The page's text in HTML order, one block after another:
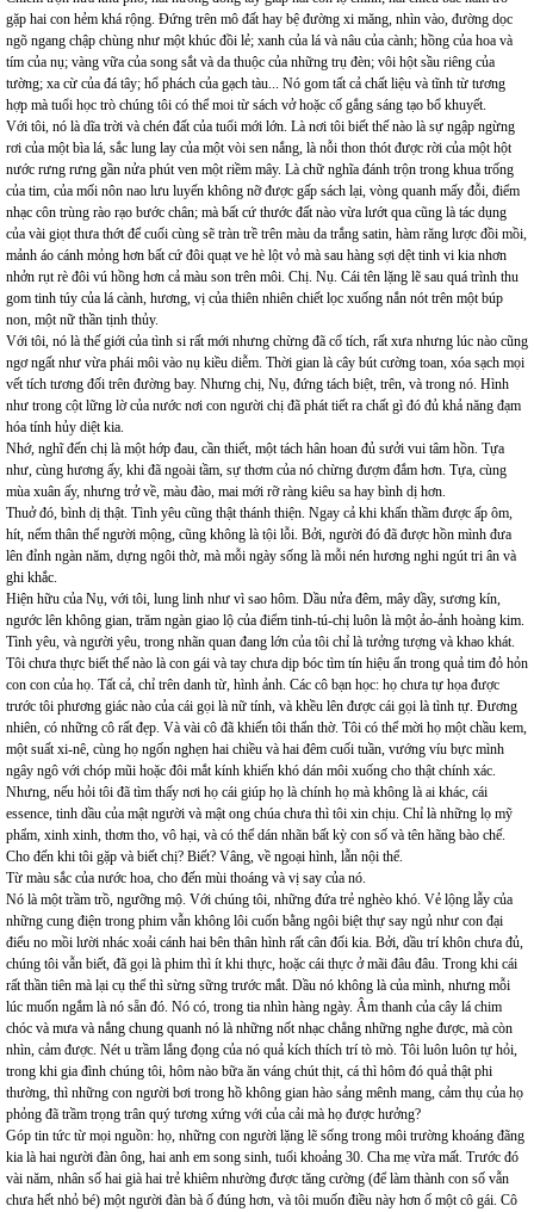
gặp hai con hẻm khá rộng. Đứng trên mô đất hay bệ đường xi măng, nhìn vào, đường dọc
ngõ ngang chập chùng như một khúc đồi lẻ; xanh của lá và nâu của cành; hồng của hoa và
tím của nụ; vàng vữa của song sắt và da thuộc của những trụ đèn; vôi hột sầu riêng của
tường; xa cừ của đá tây; hổ phách của gạch tàu... Nó gom tất cả chất liệu và tĩnh từ tương
hợp mà tuổi học trò chúng tôi có thể moi từ sách vở hoặc cố gắng sáng tạo bổ khuyết.
Với tôi, nó là dĩa trời và chén đất của tuổi mới lớn. Là nơi tôi biết thế nào là sự ngập ngừng
rơi của một bìa lá, sắc lung lay của một vòi sen nắng, là nỗi thon thót được rời của một hột
nước rưng rưng gần nửa phút ven một riềm mây. Là chữ nghĩa đánh trộn trong khua trống
của tim, của mối nôn nao lưu luyến không nỡ được gấp sách lại, vòng quanh mấy đỗi, điểm
nhạc côn trùng rào rạo bước chân; mà bất cứ thước đất nào vừa lướt qua cũng là tác dụng
của vài giọt thưa thớt để cuối cùng sẽ tràn trề trên màu da trắng satin, hàm răng lược đồi mồi,
mảnh áo cánh mỏng hơn bất cứ đôi quạt ve hè lột vỏ mà sau hàng sợi dệt tinh vi kia nhơn
nhởn rụt rè đôi vú hồng hơn cả màu son trên môi. Chị. Nụ. Cái tên lặng lẽ sau quá trình thu
gom tinh túy của lá cành, hương, vị của thiên nhiên chiết lọc xuống nắn nót trên một búp
non, một nữ thần tịnh thủy.
Với tôi, nó là thế giới của tình si rất mới nhưng chừng đã cổ tích, rất xưa nhưng lúc nào cũng
ngơ ngất như vừa phái môi vào nụ kiều diễm. Thời gian là cây bút cường toan, xóa sạch mọi
vết tích tương đối trên đường bay. Nhưng chị, Nụ, đứng tách biệt, trên, và trong nó. Hình
như trong cột lững lờ của nước nơi con người chị đã phát tiết ra chất gì đó đủ khả năng đạm
hóa tính hủy diệt kia.
Nhớ, nghĩ đến chị là một hớp đau, cần thiết, một tách hân hoan đủ sưởi vui tâm hồn. Tựa
như, cùng hương ấy, khi đã ngoài tầm, sự thơm của nó chừng đượm đắm hơn. Tựa, cùng
mùa xuân ấy, nhưng trở về, màu đào, mai mới rỡ ràng kiêu sa hay bình dị hơn.
Thuở đó, bình dị thật. Tình yêu cũng thật thánh thiện. Ngay cả khi khấn thầm được ấp ôm,
hít, nếm thân thể người mộng, cũng không là tội lỗi. Bởi, người đó đã được hồn mình đưa
lên đỉnh ngàn năm, dựng ngôi thờ, mà mỗi ngày sống là mỗi nén hương nghi ngút tri ân và
ghi khắc.
Hiện hữu của Nụ, với tôi, lung linh như vì sao hôm. Dầu nửa đêm, mây dầy, sương kín,
ngước lên không gian, trăm ngàn giao lộ của điểm tinh-tú-chị luôn là một ảo-ảnh hoàng kim.
Tình yêu, và người yêu, trong nhãn quan đang lớn của tôi chỉ là tưởng tượng và khao khát.
Tôi chưa thực biết thế nào là con gái và tay chưa dịp bóc tìm tín hiệu ẩn trong quả tim đỏ hỏn
con con của họ. Tất cả, chỉ trên danh từ, hình ảnh. Các cô bạn học: họ chưa tự họa được
trước tôi phương giác nào của cái gọi là nữ tính, và khều lên được cái gọi là tình tự. Đương
nhiên, có những cô rất đẹp. Và vài cô đã khiến tôi thẩn thờ. Tôi có thể mời họ một chầu kem,
một suất xi-nê, cùng họ ngốn nghẹn hai chiều và hai đêm cuối tuần, vướng víu bực mình
ngây ngô với chóp mũi hoặc đôi mắt kính khiến khó dán môi xuống cho thật chính xác.
Nhưng, nếu hỏi tôi đã tìm thấy nơi họ cái giúp họ là chính họ mà không là ai khác, cái
essence, tinh dầu của mật người và mật ong chúa chưa thì tôi xin chịu. Chỉ là những lọ mỹ
phẩm, xinh xinh, thơm tho, vô hại, và có thể dán nhãn bất kỳ con số và tên hãng bào chế.
Cho đến khi tôi gặp và biết chị? Biết? Vâng, về ngoại hình, lẫn nội thể.
Từ màu sắc của nước hoa, cho đến mùi thoáng và vị say của nó.
Nó là một trầm trồ, ngưỡng mộ. Với chúng tôi, những đứa trẻ nghèo khó. Vẻ lộng lẫy của
những cung điện trong phim vẫn không lôi cuốn bằng ngôi biệt thự say ngủ như con đại
điểu no mồi lười nhác xoải cánh hai bên thân hình rất cân đối kia. Bởi, dầu trí khôn chưa đủ,
chúng tôi vẫn biết, đã gọi là phim thì ít khi thực, hoặc cái thực ở mãi đâu đâu. Trong khi cái
rất thần tiên mà lại cụ thể thì sừng sững trước mắt. Dầu nó không là của mình, nhưng mỗi
lúc muốn ngắm là nó sẵn đó. Nó có, trong tia nhìn hàng ngày. Âm thanh của cây lá chim
chóc và mưa và nắng chung quanh nó là những nốt nhạc chẳng những nghe được, mà còn
nhìn, cảm được. Nét u trầm lắng đọng của nó quả kích thích trí tò mò. Tôi luôn luôn tự hỏi,
trong khi gia đình chúng tôi, hôm nào bữa ăn váng chút thịt, cá thì hôm đó quả thật phi
thường, thì những con người bơi trong hồ không gian hào sảng mênh mang, cảm thụ của họ
phỏng đã trầm trọng trân quý tương xứng với của cải mà họ được hưởng?
Góp tin tức từ mọi nguồn: họ, những con người lặng lẽ sống trong môi trường khoáng đãng
kia là hai người đàn ông, hai anh em song sinh, tuổi khoảng 30. Cha mẹ vừa mất. Trước đó
vài năm, nhân số hai già hai trẻ khiêm nhường được tăng cường (để làm thành con số vẫn
chưa hết nhỏ bé) một người đàn bà ố đúng hơn, và tôi muốn điều này hơn ố một cô gái. Cô